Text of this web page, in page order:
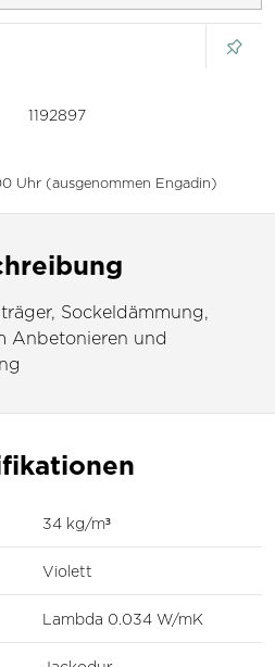
Uhr (ausgenommen Engadin)
1192897
Sockeldämmung,
Anbetonieren und
34 kg/m³
Violett
Lambda 0.034 W/mK